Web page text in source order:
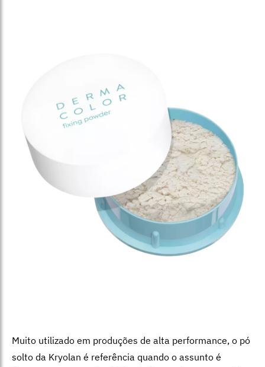
Muito utilizado em produções de alta performance, o pó
solto da Kryolan é referência quando o assunto é